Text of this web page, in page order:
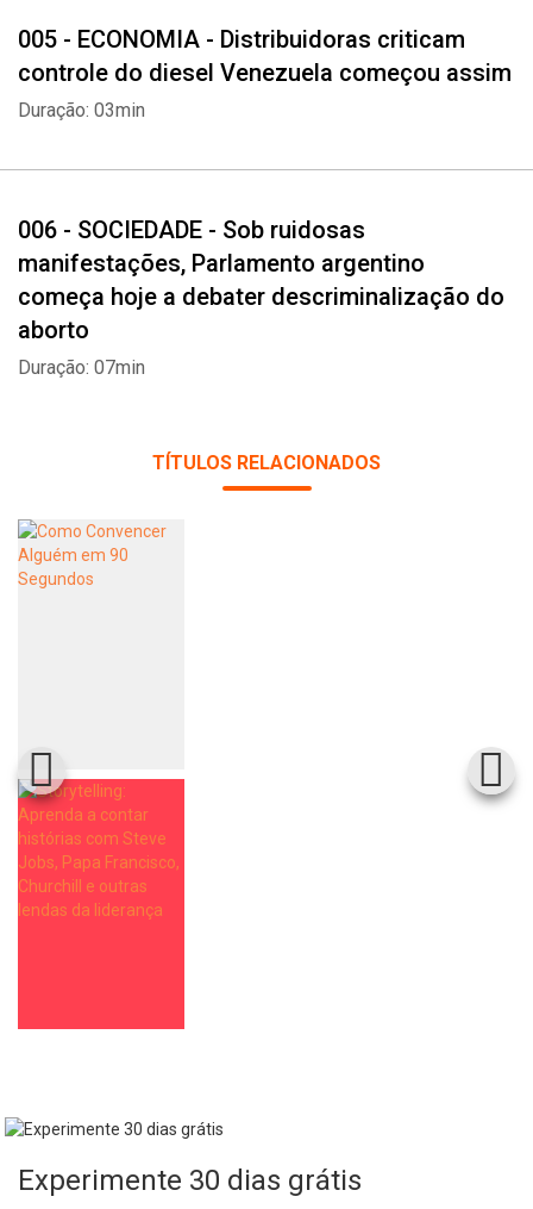
005 - ECONOMIA - Distribuidoras criticam
controle do diesel Venezuela começou assim
Duração: 03min
006 - SOCIEDADE - Sob ruidosas
manifestações, Parlamento argentino
começa hoje a debater descriminalização do
aborto
Duração: 07min
TÍTULOS RELACIONADOS
Experimente 30 dias grátis